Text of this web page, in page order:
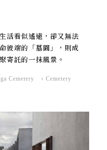
活看似遙遠，卻又無法
彼端的「墓園」，則成
寄託的一抹風景。
Cemetery Cemetery